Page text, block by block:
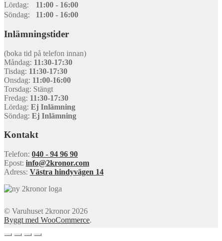
Lördag:
11:00 - 16:00
Söndag:
11:00 - 16:00
Inlämningstider
(boka tid på telefon innan)
Måndag: 11:30-17:30
Tisdag: 11:30-17:30
Onsdag: 11:00-16:00
Torsdag: Stängt
Fredag: 11:30-17:30
Lördag: Ej Inlämning
Söndag: Ej Inlämning
Kontakt
Telefon: 040 - 94 96 90
Epost: info@2kronor.com
Adress: Västra hindyvägen 14
© Varuhuset 2kronor 2026
Byggt med WooCommerce.